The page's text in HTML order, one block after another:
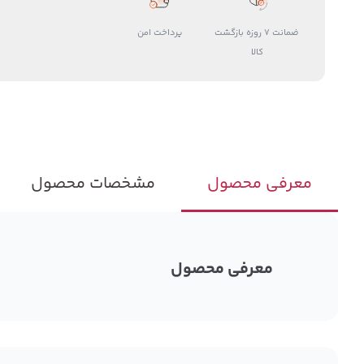
ضمانت 7 روزه بازگشت
کالا
پرداخت امن
معرفی محصول مشخصات محصول
معرفی محصول